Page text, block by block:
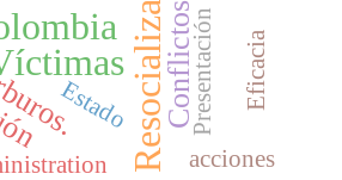
ResocializaciónConflictos
Estado Presentación
acciones
Eficacia